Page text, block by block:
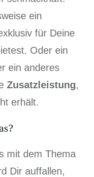
ein
für Deine
Oder ein
ein anderes
Zusatzleistung,
erhält.
mit dem Thema
Dir auffallen,